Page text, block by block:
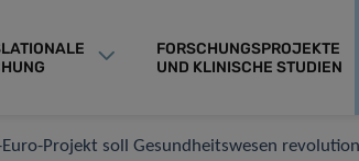
FORSCHUNGSPROJEKTE
UND KLINISCHE STUDIEN
Projekt soll Gesundheitswesen